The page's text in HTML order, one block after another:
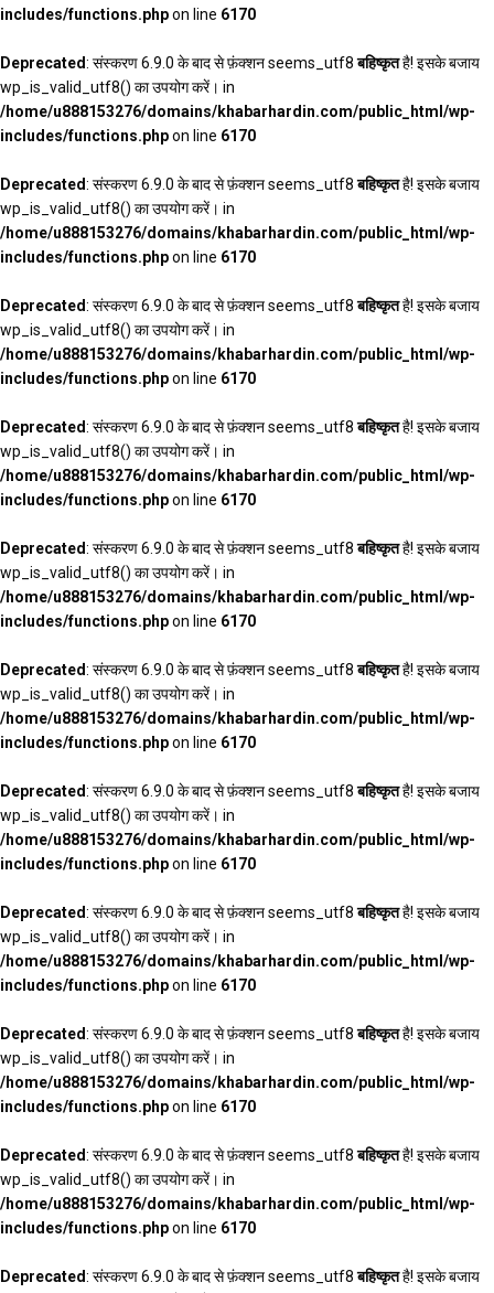
includes/functions.phpon line 6170
Deprecated: संस्करण 6.9.0 के बाद से फ़ंक्शन seems_utf8बहिष्कृतहै! इसके बजाय
wp_is_valid_utf8() का उपयोग करें। in
/home/u888153276/domains/khabarhardin.com/public_html/wp-
includes/functions.phpon line 6170
Deprecated: संस्करण 6.9.0 के बाद से फ़ंक्शन seems_utf8बहिष्कृतहै! इसके बजाय
wp_is_valid_utf8() का उपयोग करें। in
/home/u888153276/domains/khabarhardin.com/public_html/wp-
includes/functions.phpon line 6170
Deprecated: संस्करण 6.9.0 के बाद से फ़ंक्शन seems_utf8बहिष्कृतहै! इसके बजाय
wp_is_valid_utf8() का उपयोग करें। in
/home/u888153276/domains/khabarhardin.com/public_html/wp-
includes/functions.phpon line 6170
Deprecated: संस्करण 6.9.0 के बाद से फ़ंक्शन seems_utf8बहिष्कृतहै! इसके बजाय
wp_is_valid_utf8() का उपयोग करें। in
/home/u888153276/domains/khabarhardin.com/public_html/wp-
includes/functions.phpon line 6170
Deprecated: संस्करण 6.9.0 के बाद से फ़ंक्शन seems_utf8बहिष्कृतहै! इसके बजाय
wp_is_valid_utf8() का उपयोग करें। in
/home/u888153276/domains/khabarhardin.com/public_html/wp-
includes/functions.phpon line 6170
Deprecated: संस्करण 6.9.0 के बाद से फ़ंक्शन seems_utf8बहिष्कृतहै! इसके बजाय
wp_is_valid_utf8() का उपयोग करें। in
/home/u888153276/domains/khabarhardin.com/public_html/wp-
includes/functions.phpon line 6170
Deprecated: संस्करण 6.9.0 के बाद से फ़ंक्शन seems_utf8बहिष्कृतहै! इसके बजाय
wp_is_valid_utf8() का उपयोग करें। in
/home/u888153276/domains/khabarhardin.com/public_html/wp-
includes/functions.phpon line 6170
Deprecated: संस्करण 6.9.0 के बाद से फ़ंक्शन seems_utf8बहिष्कृतहै! इसके बजाय
wp_is_valid_utf8() का उपयोग करें। in
/home/u888153276/domains/khabarhardin.com/public_html/wp-
includes/functions.phpon line 6170
Deprecated: संस्करण 6.9.0 के बाद से फ़ंक्शन seems_utf8बहिष्कृतहै! इसके बजाय
wp_is_valid_utf8() का उपयोग करें। in
/home/u888153276/domains/khabarhardin.com/public_html/wp-
includes/functions.phpon line 6170
Deprecated: संस्करण 6.9.0 के बाद से फ़ंक्शन seems_utf8बहिष्कृतहै! इसके बजाय
wp_is_valid_utf8() का उपयोग करें। in
/home/u888153276/domains/khabarhardin.com/public_html/wp-
includes/functions.phpon line 6170
Deprecated: संस्करण 6.9.0 के बाद से फ़ंक्शन seems_utf8बहिष्कृतहै! इसके बजाय